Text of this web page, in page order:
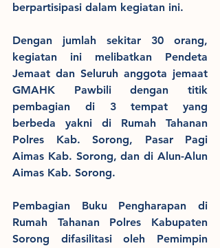
berpartisipasi dalam kegiatan ini.
Dengan jumlah sekitar 30 orang,
kegiatan ini melibatkan Pendeta
Jemaat dan Seluruh anggota jemaat
GMAHK Pawbili dengan titik
pembagian di 3 tempat yang
berbeda yakni di Rumah Tahanan
Polres Kab. Sorong, Pasar Pagi
Aimas Kab. Sorong, dan di Alun-Alun
Aimas Kab. Sorong.
Pembagian Buku Pengharapan di
Rumah Tahanan Polres Kabupaten
Sorong difasilitasi oleh Pemimpin